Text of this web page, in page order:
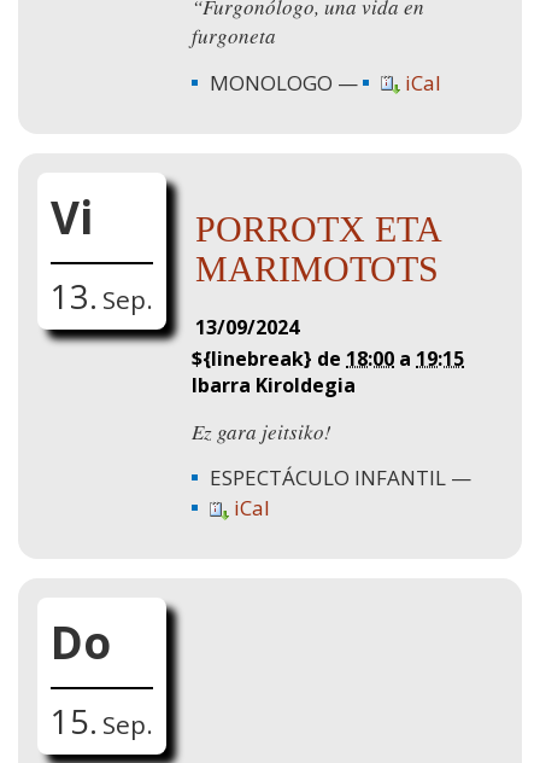
“Furgonólogo, una vida en
furgoneta
MONOLOGO
iCal
Vi
13. Sep.
PORROTX ETA
MARIMOTOTS
13/09/2024
${linebreak} de 18:00 a 19:15
Ibarra Kiroldegia
Ez gara jeitsiko!
ESPECTÁCULO INFANTIL
iCal
Do
15. Sep.